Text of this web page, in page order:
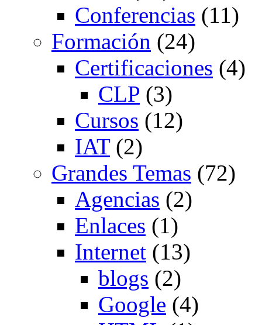
Conferencias (11)
Formación (24)
Certificaciones (4)
CLP (3)
Cursos (12)
IAT(2)
Grandes Temas (72)
Agencias (2)
Enlaces (1)
Internet (13)
blogs (2)
Google (4)